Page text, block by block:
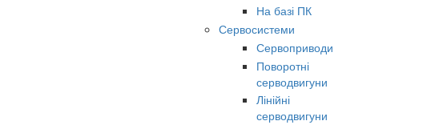
На базі ПК
Сервосистеми
Сервоприводи
Поворотні
серводвигуни
Лінійні
серводвигуни